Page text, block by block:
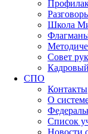
Школа
Совет
СПО
Контакты
О
Список
Новости